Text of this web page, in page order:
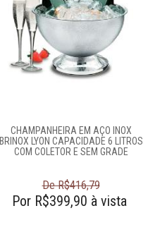
CHAMPANHEIRA EM AÇO INOX
BRINOX LYON CAPACIDADE 6 LITROS
COM COLETOR E SEM GRADE
De R$416,79
Por R$399,90 à vista